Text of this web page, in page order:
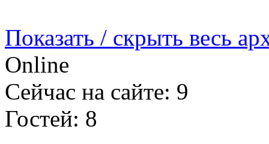
Показать / скрыть весь
Online
Сейчас на сайте: 9
Гостей: 8